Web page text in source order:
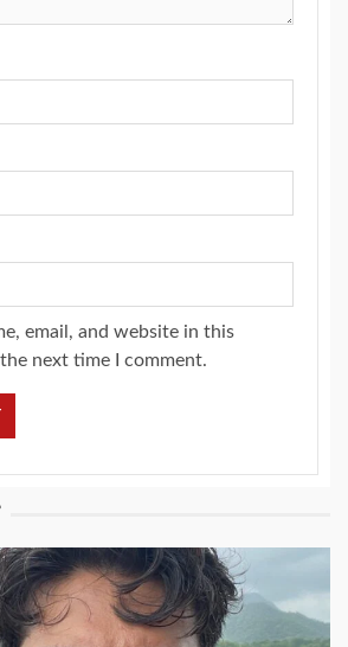
email, and website in this
next time I comment.